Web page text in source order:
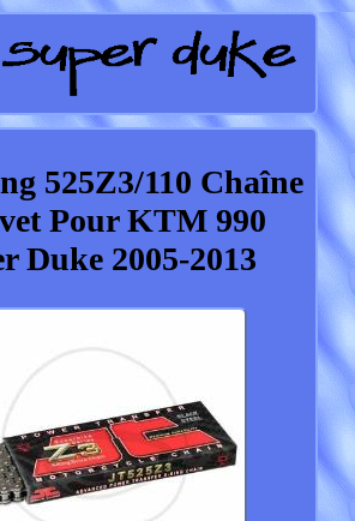
525Z3/110 Chaîne
Pour KTM 990
Duke 2005-2013